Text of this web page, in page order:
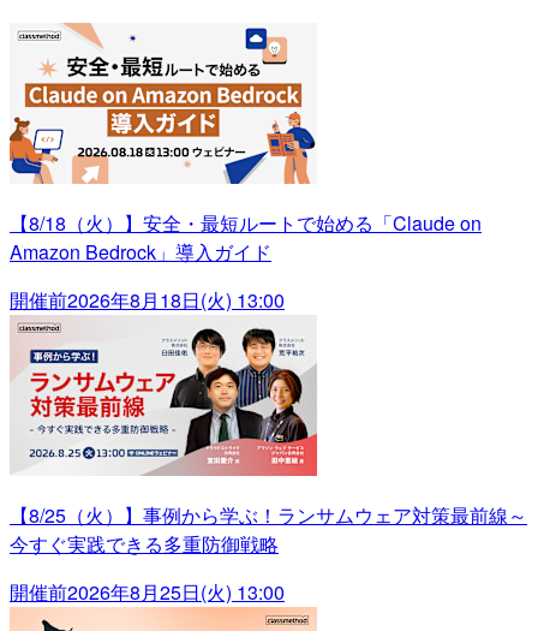
【8/18（火）】安全・最短ルートで始める「Claude on
Amazon Bedrock」導入ガイド
開催前2026年8月18日(火) 13:00
【8/25（火）】事例から学ぶ！ランサムウェア対策最前線～
今すぐ実践できる多重防御戦略
開催前2026年8月25日(火) 13:00